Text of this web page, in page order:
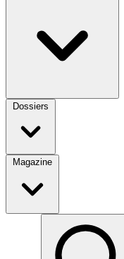
Dossiers
Magazine